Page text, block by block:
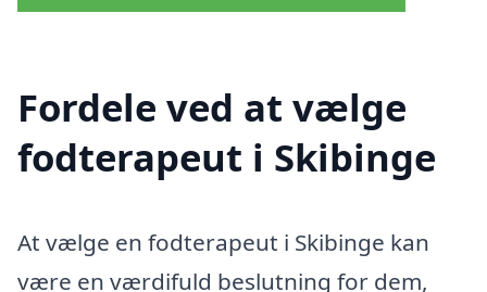
Fordele ved at vælge
fodterapeut i Skibinge
At vælge en fodterapeut i Skibinge kan
være en værdifuld beslutning for dem,